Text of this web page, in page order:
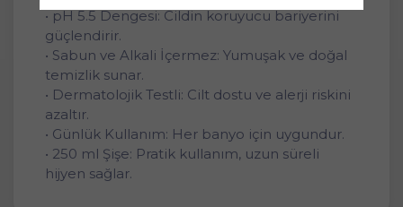
• pH 5.5 Dengesi: Cildin koruyucu bariyerini
güçlendirir.
• Sabun ve Alkali İçermez: Yumuşak ve doğal
temizlik sunar.
• Dermatolojik Testli: Cilt dostu ve alerji riskini
azaltır.
• Günlük Kullanım: Her banyo için uygundur.
• 250 ml Şişe: Pratik kullanım, uzun süreli
hijyen sağlar.